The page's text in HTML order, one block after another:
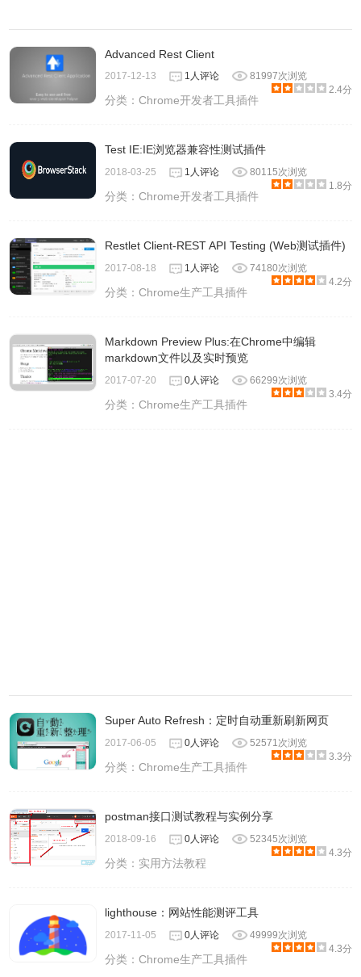
Advanced Rest Client
2017-12-13 1人评论
81997次浏览
2.4分
分类：Chrome开发者工具插件
Test IE:IE浏览器兼容性测试插件
2018-03-25 1人评论
80115次浏览
1.8分
分类：Chrome开发者工具插件
Restlet Client-REST API Testing (Web测试插件)
2017-08-18 1人评论
74180次浏览
4.2分
分类：Chrome生产工具插件
Markdown Preview Plus:在Chrome中编辑
markdown文件以及实时预览
2017-07-20 0人评论
66299次浏览
3.4分
分类：Chrome生产工具插件
Super Auto Refresh：定时自动重新刷新网页
2017-06-05 0人评论
52571次浏览
3.3分
分类：Chrome生产工具插件
postman接口测试教程与实例分享
2018-09-16 0人评论
52345次浏览
4.3分
分类： 实用方法教程
lighthouse：网站性能测评工具
2017-11-05 0人评论
49999次浏览
4.3分
分类：Chrome生产工具插件